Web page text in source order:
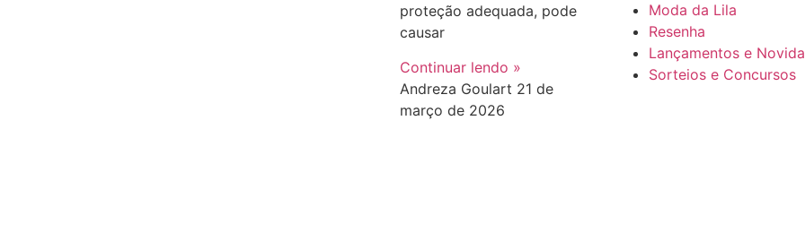
proteção adequada, pode
causar
Continuar lendo »
Andreza Goulart 21 de
março de 2026
Moda da Lila
Resenha
Lançamentos e
Sorteios e Concursos